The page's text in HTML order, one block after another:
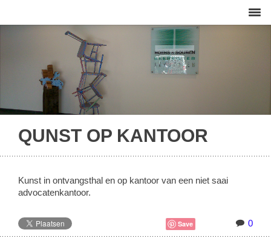
QUNST OP KANTOOR
Kunst in ontvangsthal en op kantoor van een niet saai
advocatenkantoor.
Save 0